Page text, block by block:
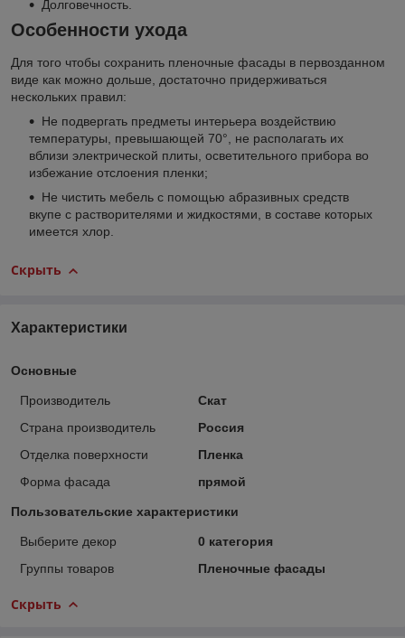
Долговечность.
Особенности ухода
Для того чтобы сохранить пленочные фасады в первозданном
виде как можно дольше, достаточно придерживаться
нескольких правил:
Не подвергать предметы интерьера воздействию
температуры, превышающей 70°, не располагать их
вблизи электрической плиты, осветительного прибора во
избежание отслоения пленки;
Не чистить мебель с помощью абразивных средств
вкупе с растворителями и жидкостями, в составе которых
имеется хлор.
Скрыть
Характеристики
Основные
Производитель
Скат
Страна производитель
Россия
Отделка поверхности
Пленка
Форма фасада
прямой
Пользовательские характеристики
Выберите декор
0 категория
Группы товаров
Пленочные фасады
Скрыть